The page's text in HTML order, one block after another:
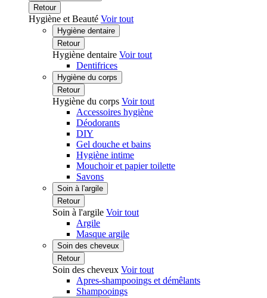
Retour
Hygiène et Beauté Voir tout
Hygiène dentaire
Retour
Hygiène dentaire Voir tout
Dentifrices
Hygiène du corps
Retour
Hygiène du corps Voir tout
Accessoires hygiène
Déodorants
DIY
Gel douche et bains
Hygiène intime
Mouchoir et papier toilette
Savons
Soin à l'argile
Retour
Soin à l'argile Voir tout
Argile
Masque argile
Soin des cheveux
Retour
Soin des cheveux Voir tout
Apres-shampooings et démêlants
Shampooings